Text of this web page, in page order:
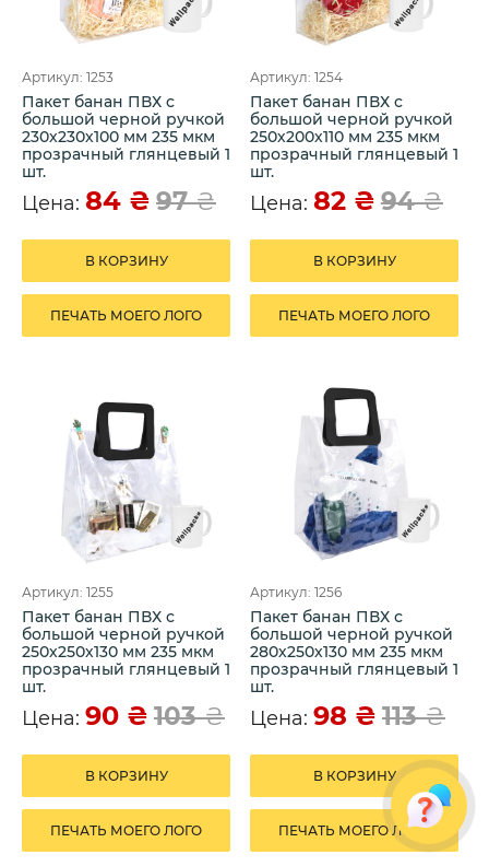
Артикул: 1253
Пакет банан ПВХ с
большой черной ручкой
230х230х100 мм 235 мкм
прозрачный глянцевый 1
шт.
Цена: 84 ₴ 97₴
В КОРЗИНУ
ПЕЧАТЬ МОЕГО ЛОГО
Артикул: 1254
Пакет банан ПВХ с
большой черной ручкой
250х200х110 мм 235 мкм
прозрачный глянцевый 1
шт.
Цена: 82 ₴ 94₴
В КОРЗИНУ
ПЕЧАТЬ МОЕГО ЛОГО
Артикул: 1255
Пакет банан ПВХ с
большой черной ручкой
250х250х130 мм 235 мкм
прозрачный глянцевый 1
шт.
Цена: 90 ₴ 103₴
В КОРЗИНУ
ПЕЧАТЬ МОЕГО ЛОГО
Артикул: 1256
Пакет банан ПВХ с
большой черной ручкой
280х250х130 мм 235 мкм
прозрачный глянцевый 1
шт.
Цена: 98 ₴ 113₴
В КОРЗИНУ
ПЕЧАТЬ МОЕГО ЛОГО